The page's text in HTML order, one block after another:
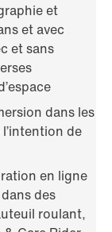
et
et avec
et sans
dans les
de
en ligne
des
roulant,